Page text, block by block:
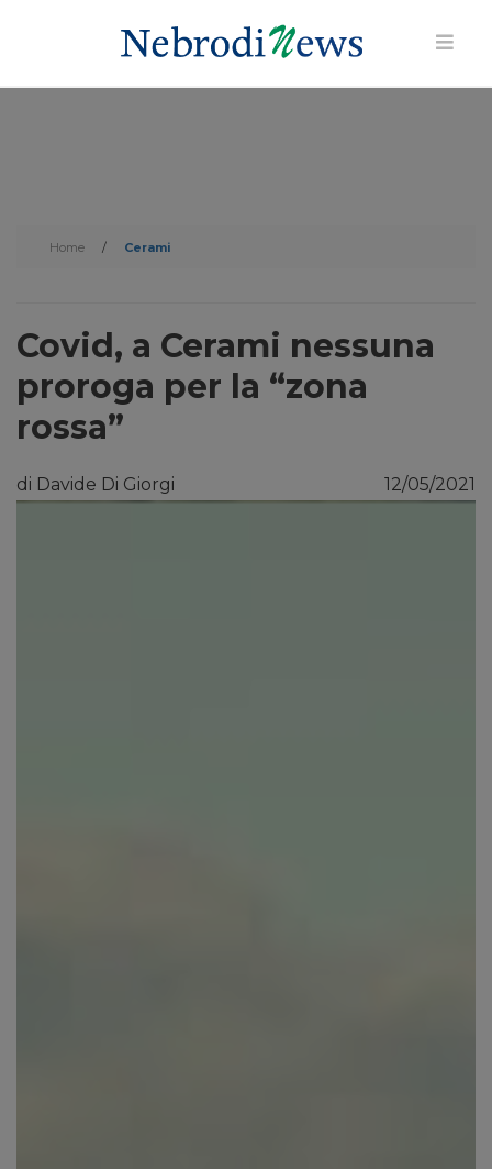
Home / Cerami
Covid, a Cerami nessuna
proroga per la “zona
rossa”
di Davide Di Giorgi 12/05/2021